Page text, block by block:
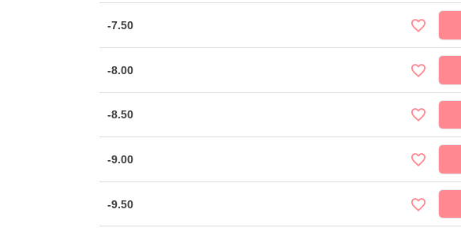
-7.50
-8.00
-8.50
-9.00
-9.50